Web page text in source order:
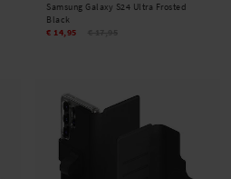
Samsung Galaxy S24 Ultra Frosted
Black
€ 14,95